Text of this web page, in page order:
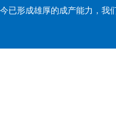
今已形成雄厚的成产能力，